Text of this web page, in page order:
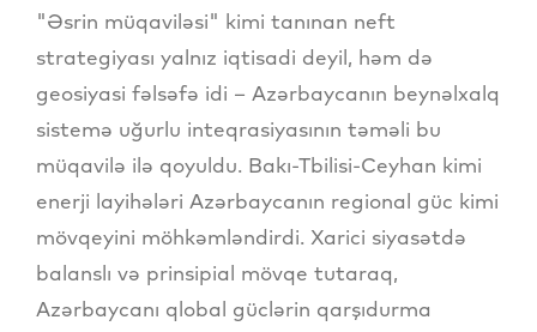
"Əsrin müqaviləsi" kimi tanınan neft
strategiyası yalnız iqtisadi deyil, həm də
geosiyasi fəlsəfə idi – Azərbaycanın beynəlxalq
sistemə uğurlu inteqrasiyasının təməli bu
müqavilə ilə qoyuldu. Bakı-Tbilisi-Ceyhan kimi
enerji layihələri Azərbaycanın regional güc kimi
mövqeyini möhkəmləndirdi. Xarici siyasətdə
balanslı və prinsipial mövqe tutaraq,
Azərbaycanı qlobal güclərin qarşıdurma